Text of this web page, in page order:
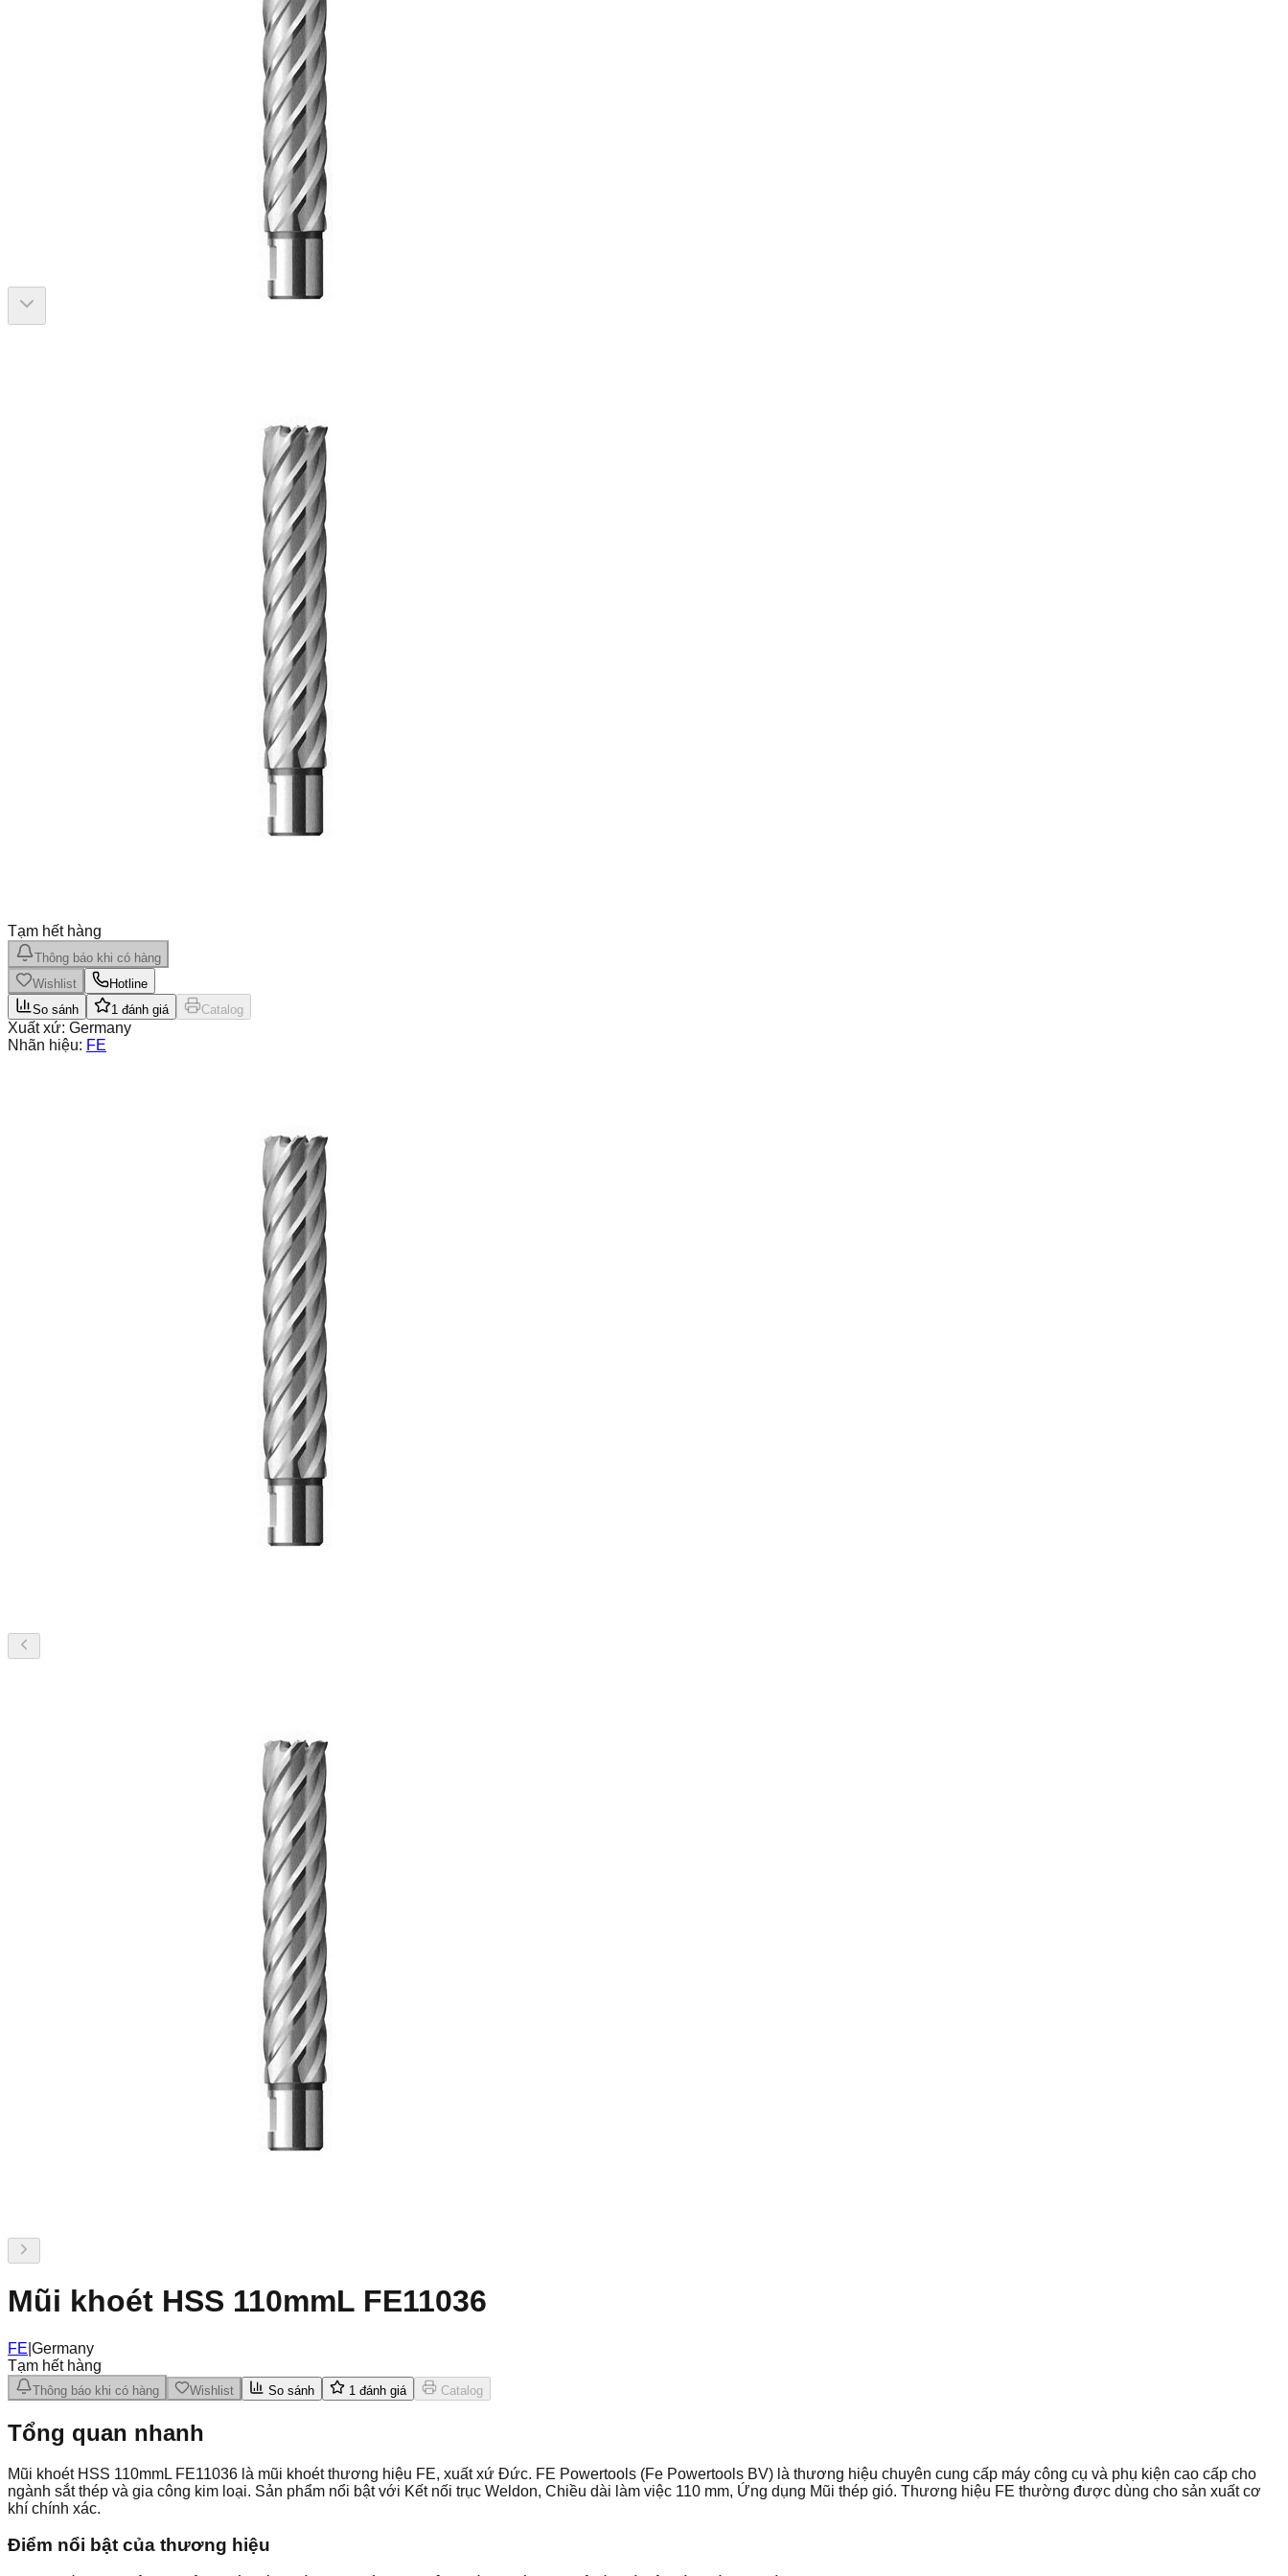
Tạm hết hàng
Thông báo khi có hàng
Wishlist
Hotline
So sánh
1 đánh giá Catalog
Xuất xứ: Germany
Nhãn hiệu: FE
Mũi khoét HSS 110mmL FE11036
FE Germany
Tạm hết hàng
Thông báo khi có hàng Wishlist So sánh 1 đánh giá Catalog
Tổng quan nhanh
Mũi khoét HSS 110mmL FE11036 là mũi khoét thương hiệu FE, xuất xứ Đức. FE Powertools (Fe Powertools BV) là thương hiệu chuyên cung cấp máy công cụ và phụ kiện cao cấp cho
ngành sắt thép và gia công kim loại. Sản phẩm nổi bật với Kết nối trục Weldon, Chiều dài làm việc 110 mm, Ứng dụng Mũi thép gió. Thương hiệu FE thường được dùng cho sản xuất cơ
khí chính xác.
Điểm nổi bật của thương hiệu